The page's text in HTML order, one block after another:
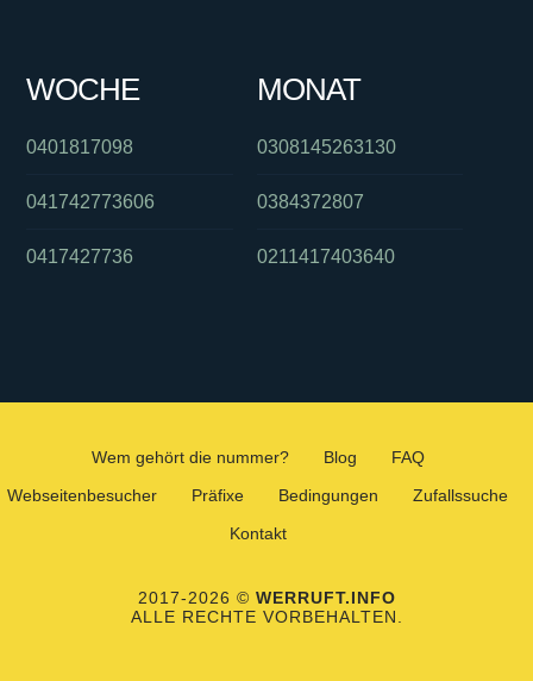
WOCHE
0401817098
041742773606
0417427736
MONAT
0308145263130
0384372807
0211417403640
Wem gehört die nummer? Blog
FAQ
Webseitenbesucher
Präfixe Bedingungen
Zufallssuche
Kontakt
2017-2026 © WERRUFT.INFO
ALLE RECHTE VORBEHALTEN.